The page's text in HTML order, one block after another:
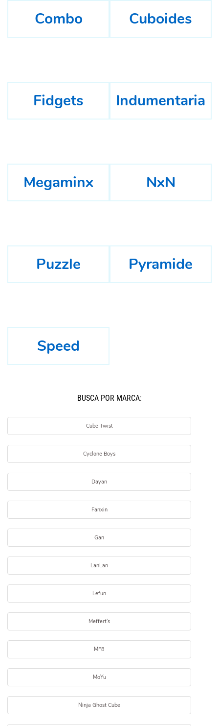
Combo Cuboides
Fidgets Indumentaria
Megaminx NxN
Puzzle Pyramide
Speed
BUSCÁ POR MARCA:
Cube Twist
Cyclone Boys
Dayan
Fanxin
Gan
LanLan
Lefun
Meffert's
MF8
MoYu
Ninja Ghost Cube